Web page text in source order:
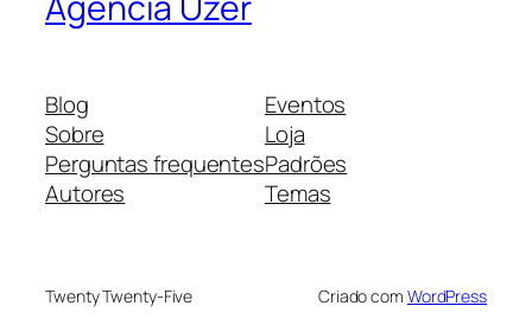
Blog
Sobre
Perguntas frequentes
Autores
Eventos
Loja
Padrões
Temas
Twenty Twenty-Five Criado com WordPress